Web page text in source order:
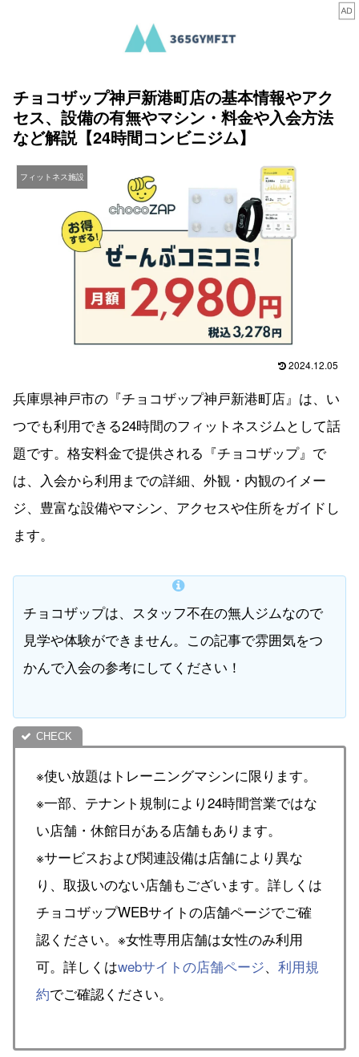
チョコザップ神戸新港町店の基本情報やアク
セス、設備の有無やマシン・料金や入会方法
など解説【24時間コンビニジム】
フィットネス施設
2024.12.05
兵庫県神戸市の『チョコザップ神戸新港町店』は、い
つでも利用できる24時間のフィットネスジムとして話
題です。格安料金で提供される『チョコザップ』で
は、入会から利用までの詳細、外観・内観のイメー
ジ、豊富な設備やマシン、アクセスや住所をガイドし
ます。
チョコザップは、スタッフ不在の無人ジムなので
見学や体験ができません。この記事で雰囲気をつ
かんで入会の参考にしてください！
※使い放題はトレーニングマシンに限ります。
※一部、テナント規制により24時間営業ではな
い店舗・休館日がある店舗もあります。
※サービスおよび関連設備は店舗により異な
り、取扱いのない店舗もございます。詳しくは
チョコザップWEBサイトの店舗ページでご確
認ください。※女性専用店舗は女性のみ利用
可。詳しくはwebサイトの店舗ページ、 利用規
約でご確認ください。